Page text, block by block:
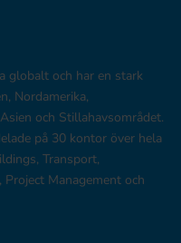
globalt och har en stark
Nordamerika,
och Stillahavsområdet.
på 30 kontor över hela
Transport,
Management och